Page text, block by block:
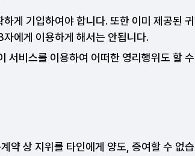
게 기입하여야 합니다. 또한 이미 제공된
에게 이용하게 해서는 안됩니다.
서비스를 이용하여 어떠한 영리행위도 할
약 상 지위를 타인에게 양도, 증여할 수 없